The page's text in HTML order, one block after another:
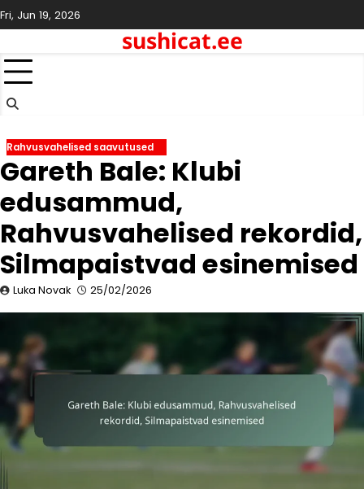
Skip
to
Fri, Jun 19, 2026
sushicat.ee
Rahvusvahelised saavutused
Gareth Bale: Klubi
edusammud,
Rahvusvahelised rekordid,
Silmapaistvad esinemised
Luka Novak 25/02/2026